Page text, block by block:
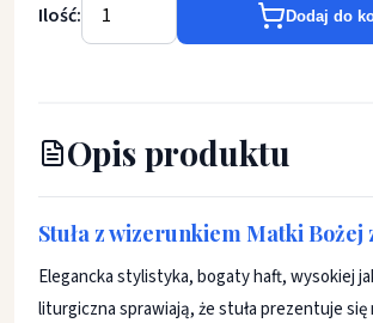
Ilość: Dodaj do
Opis produktu
Stuła z wizerunkiem Matki Bożej
Elegancka stylistyka, bogaty haft, wysokiej
liturgiczna sprawiają, że stuła prezentuje się